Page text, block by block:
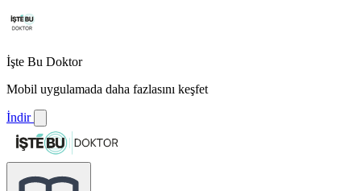
İşte Bu Doktor
Mobil uygulamada daha fazlasını keşfet
İndir